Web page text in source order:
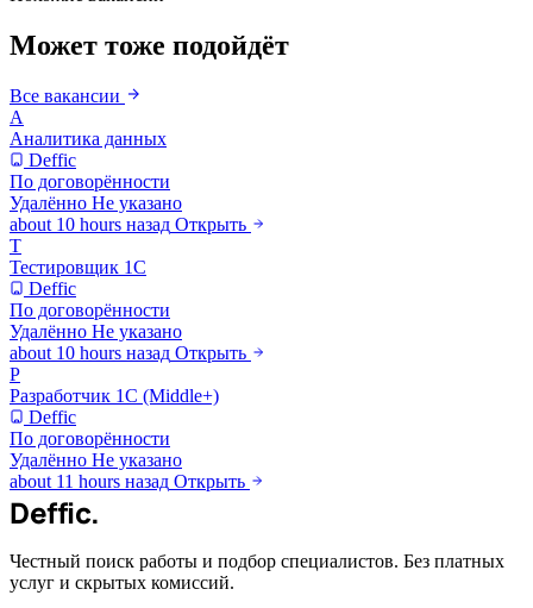
Может тоже подойдёт
Все вакансии
А
Аналитика данных
Deffic
По договорённости
Удалённо Не указано
about 10 hours назад Открыть
Т
Тестировщик 1С
Deffic
По договорённости
Удалённо Не указано
about 10 hours назад Открыть
Р
Разработчик 1С (Middle+)
Deffic
По договорённости
Удалённо Не указано
about 11 hours назад Открыть
Deffic.
Честный поиск работы и подбор специалистов. Без платных
услуг и скрытых комиссий.